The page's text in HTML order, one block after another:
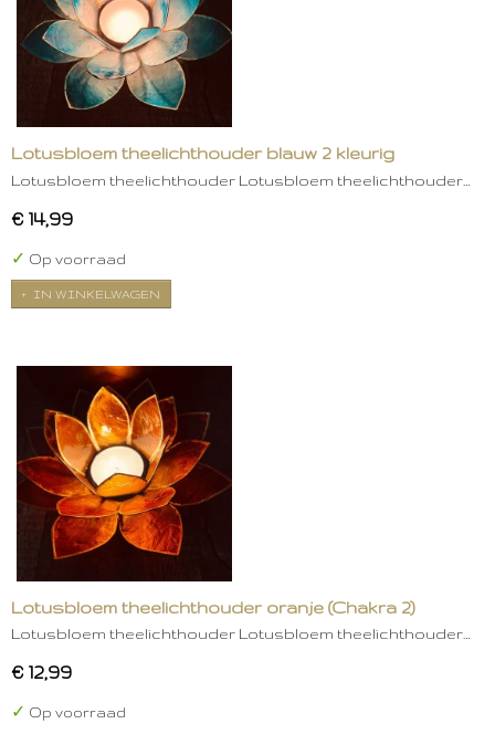
Lotusbloem theelichthouder blauw 2 kleurig
Lotusbloem theelichthouder Lotusbloem theelichthouder…
€ 14,99
✓ Op voorraad
IN WINKELWAGEN
Lotusbloem theelichthouder oranje (Chakra 2)
Lotusbloem theelichthouder Lotusbloem theelichthouder…
€ 12,99
✓ Op voorraad